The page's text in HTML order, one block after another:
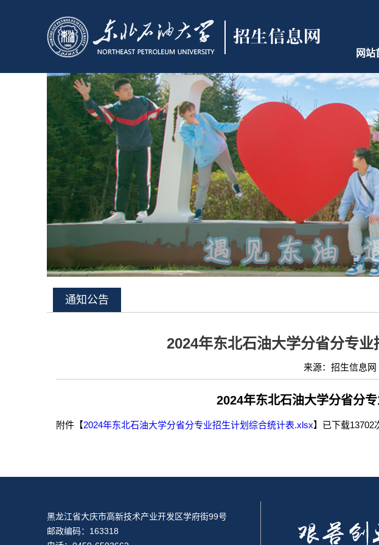
网站
通知公告
2024年东北石油大学分省分专业
来源：招生信息网
2024年东北石油大学分省分
附件【2024年东北石油大学分省分专业招生计划综合统计表.xlsx】已下载13702
黑龙江省大庆市高新技术产业开发区学府街99号
邮政编码：163318